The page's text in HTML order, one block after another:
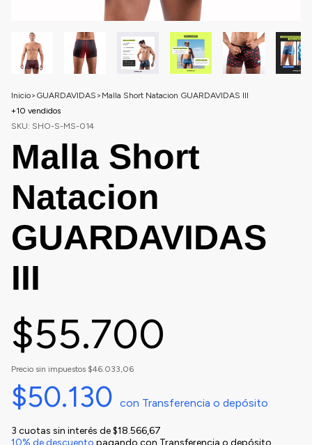
Inicio> GUARDAVIDAS > Malla Short Natacion GUARDAVIDAS III
+10 vendidos
SKU: SHO-S-MS-014
Malla Short
Natacion
GUARDAVIDAS
III
$55.700
Precio sin impuestos $46.033,06
$50.130 con Transferencia o depósito
3 cuotas sin interés de$18.566,67
10% de descuento pagando con Transferencia o depósito